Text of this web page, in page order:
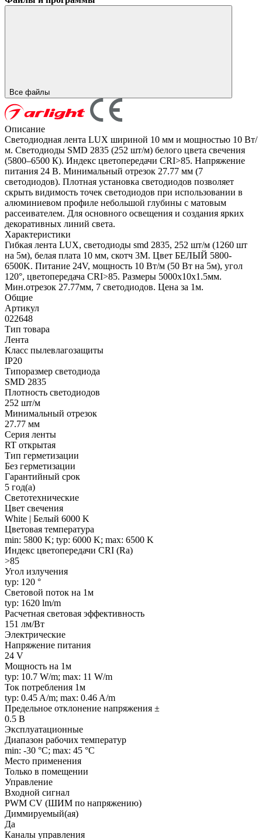
Все файлы
Описание
Светодиодная лента LUX шириной 10 мм и мощностью 10 Вт/
м. Светодиоды SMD 2835 (252 шт/м) белого цвета свечения
(5800–6500 К). Индекс цветопередачи CRI>85. Напряжение
питания 24 В. Минимальный отрезок 27.77 мм (7
светодиодов). Плотная установка светодиодов позволяет
скрыть видимость точек светодиодов при использовании в
алюминиевом профиле небольшой глубины с матовым
рассеивателем. Для основного освещения и создания ярких
декоративных линий света.
Характеристики
Гибкая лента LUX, светодиоды smd 2835, 252 шт/м (1260 шт
на 5м), белая плата 10 мм, скотч 3М. Цвет БЕЛЫЙ 5800-
6500K. Питание 24V, мощность 10 Вт/м (50 Вт на 5м), угол
120°, цветопередача CRI>85. Размеры 5000х10x1.5мм.
Мин.отрезок 27.77мм, 7 светодиодов. Цена за 1м.
Общие
Артикул
022648
Тип товара
Лента
Класс пылевлагозащиты
IP20
Типоразмер светодиода
SMD 2835
Плотность светодиодов
252 шт/м
Минимальный отрезок
27.77 мм
Серия ленты
RT открытая
Тип герметизации
Без герметизации
Гарантийный срок
5 год(а)
Светотехнические
Цвет свечения
White | Белый 6000 K
Цветовая температура
min: 5800 K; typ: 6000 K; max: 6500 K
Индекс цветопередачи CRI (Ra)
>85
Угол излучения
typ: 120 °
Световой поток на 1м
typ: 1620 lm/m
Расчетная световая эффективность
151 лм/Вт
Электрические
Напряжение питания
24 V
Мощность на 1м
typ: 10.7 W/m; max: 11 W/m
Ток потребления 1м
typ: 0.45 A/m; max: 0.46 A/m
Предельное отклонение напряжения ±
0.5 В
Эксплуатационные
Диапазон рабочих температур
min: -30 °C; max: 45 °C
Место применения
Только в помещении
Управление
Входной сигнал
PWM СV (ШИМ по напряжению)
Диммируемый(ая)
Да
Каналы управления